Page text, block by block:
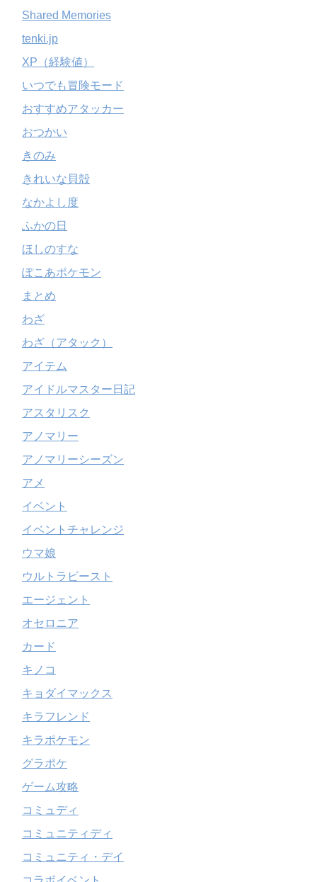
Shared Memories
tenki.jp
XP（経験値）
いつでも冒険モード
おすすめアタッカー
おつかい
きのみ
きれいな貝殻
なかよし度
ふかの日
ほしのすな
ぽこあポケモン
まとめ
わざ
わざ（アタック）
アイテム
アイドルマスター日記
アスタリスク
アノマリー
アノマリーシーズン
アメ
イベント
イベントチャレンジ
ウマ娘
ウルトラビースト
エージェント
オセロニア
カード
キノコ
キョダイマックス
キラフレンド
キラポケモン
グラポケ
ゲーム攻略
コミュディ
コミュニティディ
コミュニティ・デイ